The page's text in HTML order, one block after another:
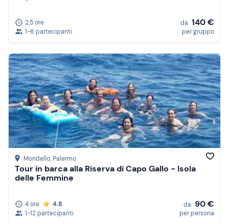
2,5 ore
1-6 partecipanti
da 140 €
per gruppo
Mondello, Palermo
Tour in barca alla Riserva di Capo Gallo - Isola
delle Femmine
4 ore
4.8
1-12 partecipanti
da 90 €
per persona